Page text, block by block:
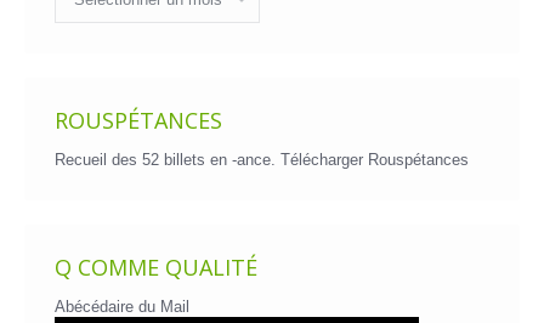
des
billets
ROUSPÉTANCES
Recueil des 52 billets en -ance. Télécharger Rouspétances
Q COMME QUALITÉ
Abécédaire du Mail